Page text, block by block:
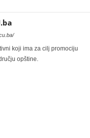
koji ima za cilj promociju
opštine.